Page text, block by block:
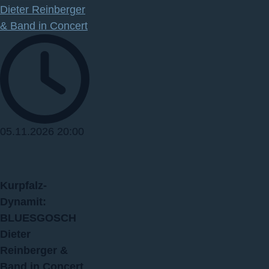
Dieter Reinberger
& Band in Concert
05.11.2026 20:00
Kurpfalz‐
Dynamit:
BLUESGOSCH
Dieter
Reinberger &
Band in Concert